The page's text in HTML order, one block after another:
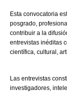
Esta convocatoria
posgrado,
contribuir a la
entrevistas inéditas
científica, cultural,
Las entrevistas
investigadores,